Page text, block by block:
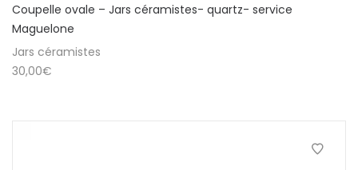
Coupelle ovale – Jars céramistes- quartz- service
Maguelone
Jars céramistes
30,00€